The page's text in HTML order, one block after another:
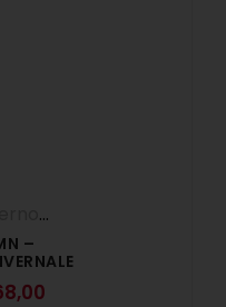
Autunno /Inverno '25
–